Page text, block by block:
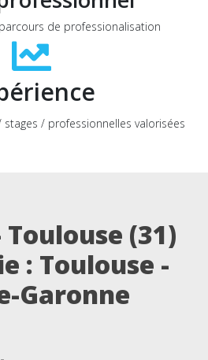
de professionalisation
/ professionnelles valorisées
Toulouse (31)
: Toulouse -
Garonne